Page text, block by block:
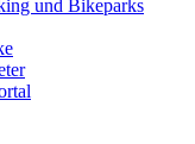
und Bikeparks